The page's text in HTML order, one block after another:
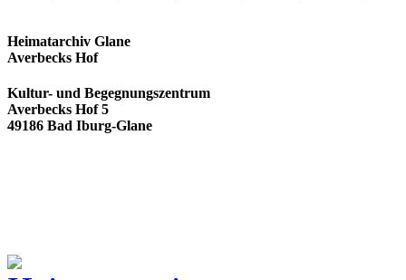
Heimatarchiv Glane
Averbecks Hof
Kultur- und Begegnungszentrum
Averbecks Hof 5
49186 Bad Iburg-Glane